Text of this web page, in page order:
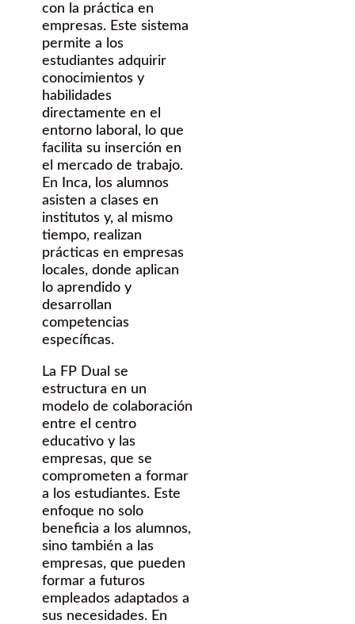
con la práctica en
empresas. Este sistema
permite a los
estudiantes adquirir
conocimientos y
habilidades
directamente en el
entorno laboral, lo que
facilita su inserción en
el mercado de trabajo.
En Inca, los alumnos
asisten a clases en
institutos y, al mismo
tiempo, realizan
prácticas en empresas
locales, donde aplican
lo aprendido y
desarrollan
competencias
específicas.
La FP Dual se
estructura en un
modelo de colaboración
entre el centro
educativo y las
empresas, que se
comprometen a formar
a los estudiantes. Este
enfoque no solo
beneficia a los alumnos,
sino también a las
empresas, que pueden
formar a futuros
empleados adaptados a
sus necesidades. En